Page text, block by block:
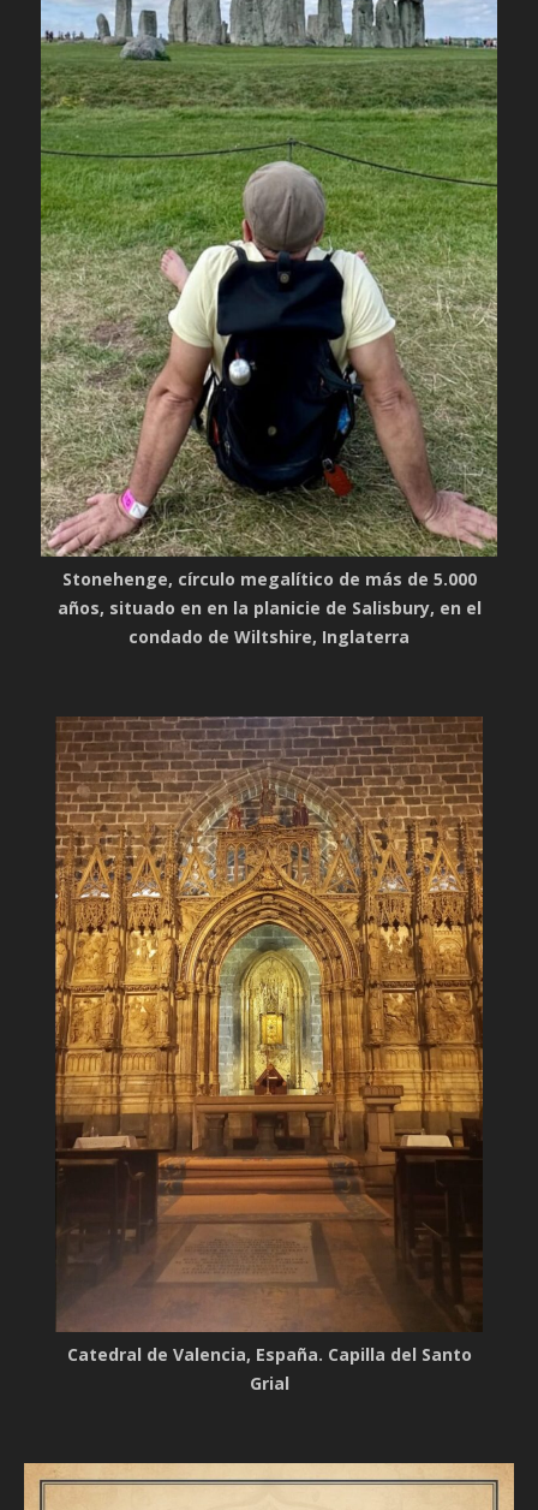
Stonehenge, círculo megalítico de más de 5.000
años, situado en en la planicie de Salisbury, en el
condado de Wiltshire, Inglaterra
Catedral de Valencia, España. Capilla del Santo
Grial